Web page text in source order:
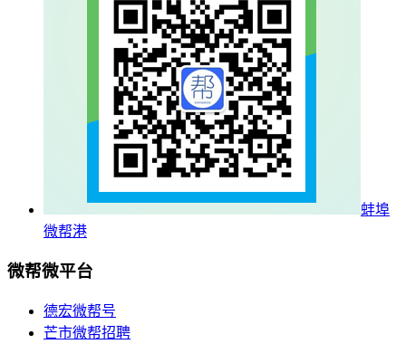
蚌埠
微帮港
微帮微平台
德宏微帮号
芒市微帮招聘